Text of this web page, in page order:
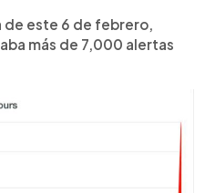
de este 6 de febrero,
más de 7,000 alertas